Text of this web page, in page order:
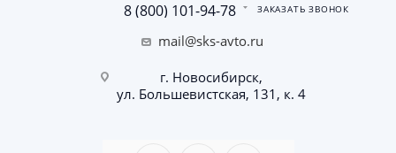
8 (800) 101-94-78 ЗАКАЗАТЬ ЗВОНОК
mail@sks-avto.ru
г. Новосибирск,
ул. Большевистская, 131, к. 4